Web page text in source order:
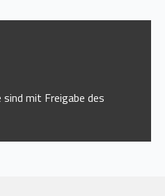
mit Freigabe des